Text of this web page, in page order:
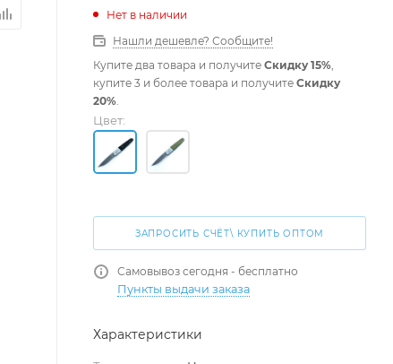
Нет в наличии
Нашли дешевле? Сообщите!
Купите два товара и получите Скидку 15%
купите 3 и более товара и получите Скидку
20%
Цвет:
ЗАПРОСИТЬ СЧЁТ\ КУПИТЬ ОПТОМ
Самовывоз сегодня - бесплатно
Пункты выдачи заказа
Характеристики